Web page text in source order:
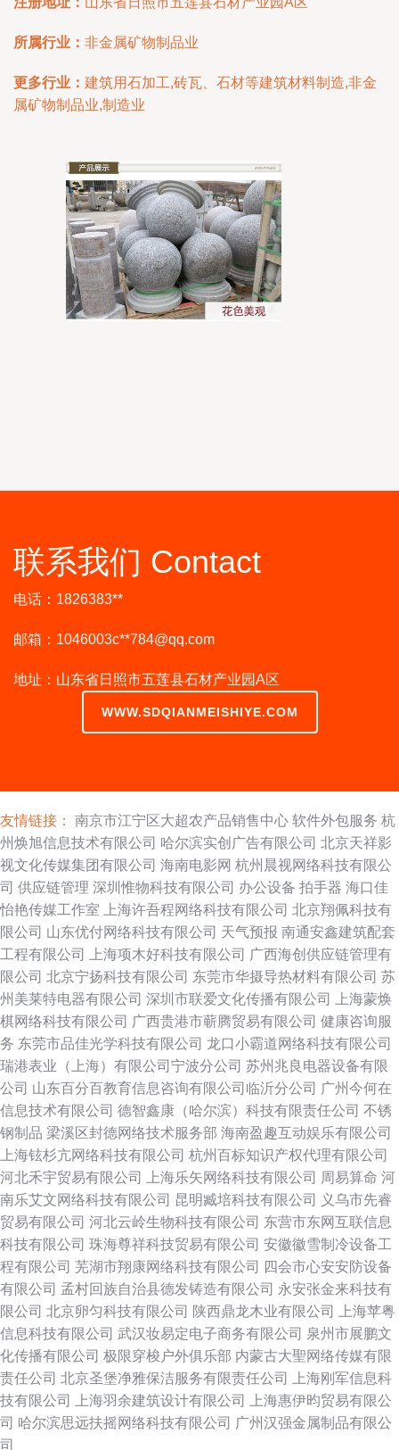
所属行业： 非金属矿物制品业
更多行业： 建筑用石加工,砖瓦、石材等建筑材料制造,非金
属矿物制品业,制造业
联系我们 Contact
电话：1826383**
邮箱：1046003c**784@qq.com
地址：山东省日照市五莲县石材产业园A区
WWW.SDQIANMEISHIYE.COM
友情链接： 南京市江宁区大超农产品销售中心 软件外包服务 杭
州焕旭信息技术有限公司 哈尔滨实创广告有限公司 北京天祥影
视文化传媒集团有限公司 海南电影网 杭州晨视网络科技有限公
司 供应链管理 深圳惟物科技有限公司 办公设备 拍手器 海口佳
怡艳传媒工作室
上海许吾程网络科技有限公司 北京翔佩科技有
限公司 山东优付网络科技有限公司 天气预报 南通安鑫建筑配套
工程有限公司
上海项木好科技有限公司 广西海创供应链管理有
限公司 北京宁扬科技有限公司 东莞市华摄导热材料有限公司 苏
州美莱特电器有限公司 深圳市联爱文化传播有限公司
上海蒙焕
棋网络科技有限公司 广西贵港市蕲腾贸易有限公司 健康咨询服
务 东莞市品佳光学科技有限公司 龙口小霸道网络科技有限公司
瑞港表业（上海）有限公司宁波分公司 苏州兆良电器设备有限
公司 山东百分百教育信息咨询有限公司临沂分公司 广州今何在
信息技术有限公司 德智鑫康（哈尔滨）科技有限责任公司 不锈
钢制品 梁溪区封德网络技术服务部 海南盈趣互动娱乐有限公司
上海铉杉亢网络科技有限公司 杭州百标知识产权代理有限公司
河北禾宇贸易有限公司
上海乐矢网络科技有限公司 周易算命 河
南乐艾文网络科技有限公司 昆明臧培科技有限公司
义乌市先睿
贸易有限公司 河北云岭生物科技有限公司 东营市东网互联信息
科技有限公司 珠海尊祥科技贸易有限公司 安徽徽雪制冷设备工
程有限公司 芜湖市翔康网络科技有限公司
四会市心安安防设备
有限公司 孟村回族自治县德发铸造有限公司 永安张金来科技有
限公司 北京卵匀科技有限公司 陕西鼎龙木业有限公司
上海苹粤
信息科技有限公司 武汉妆易定电子商务有限公司 泉州市展鹏文
化传播有限公司 极限穿梭户外俱乐部 内蒙古大聖网络传媒有限
责任公司 北京圣堡净雅保洁服务有限责任公司
上海刚军信息科
技有限公司
上海羽余建筑设计有限公司
上海惠伊昀贸易有限公
司 哈尔滨思远扶摇网络科技有限公司 广州汉强金属制品有限公
司